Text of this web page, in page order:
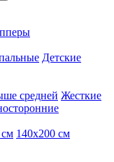
Детские
средней Жесткие
140х200 см